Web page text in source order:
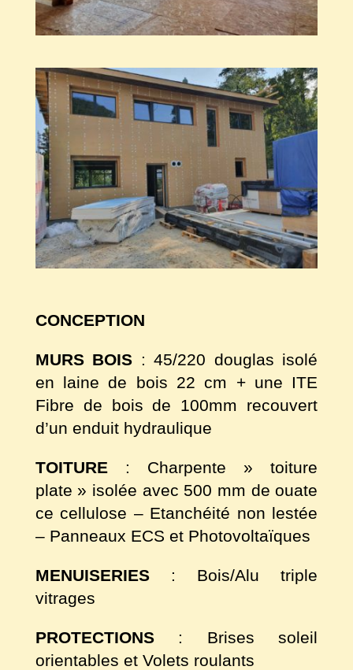
CONCEPTION
MURS BOIS : 45/220 douglas isolé
en laine de bois 22 cm + une ITE
Fibre de bois de 100mm recouvert
d’un enduit hydraulique
TOITURE: Charpente » toiture
plate » isolée avec 500 mm de ouate
ce cellulose – Etanchéité non lestée
– Panneaux ECS et Photovoltaïques
MENUISERIES: Bois/Alu triple
vitrages
PROTECTIONS: Brises soleil
orientables et Volets roulants